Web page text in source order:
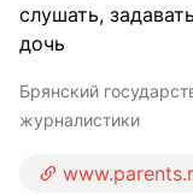
слушать,
дочь
Брянский
журналистики